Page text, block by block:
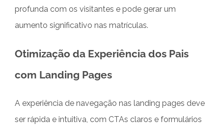
profunda com os visitantes e pode gerar um
aumento significativo nas matrículas.
Otimização da Experiência dos Pais
com Landing Pages
A experiência de navegação nas landing pages deve
ser rápida e intuitiva, com CTAs claros e formulários